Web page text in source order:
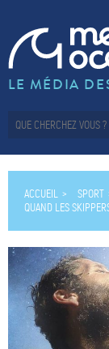
LE MÉDIA
ACCUEIL SPORT
QUAND LES